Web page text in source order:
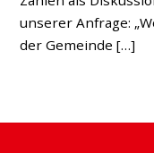
unserer Anfrage:
der Gemeinde […]